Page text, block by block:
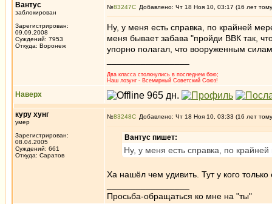
Вантус
заблокирован
Зарегистрирован:
09.09.2008
Суждений: 7953
Откуда: Воронеж
№83247 Добавлено: Чт 18 Ноя 10, 03:17 (16 лет
Ну, у меня есть справка, по крайней
меня бывает забава "пройди ВВК так,
упорно полагал, что вооруженным
Два класса столкнулись в последнем бою;
Наш лозунг - Всемирный Советский Союз!
Наверх
куру хунг
умер
Зарегистрирован:
08.04.2005
Суждений: 661
Откуда: Саратов
№83248 Добавлено: Чт 18 Ноя 10, 03:33 (16 лет
Вантус пишет:
Ну, у меня есть справка, по
Ха нашёл чем удивить. Тут у кого
Просьба-обращаться ко мне на "ты"